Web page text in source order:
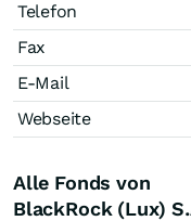
Telefon
Fax
E-Mail
Webseite
Alle Fonds von
BlackRock (Lux)